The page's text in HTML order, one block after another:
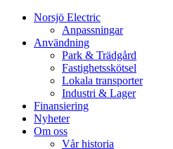
Norsjö Electric
Anpassningar
Användning
Park & Trädgård
Fastighetsskötsel
Lokala transporter
Industri & Lager
Finansiering
Nyheter
Om oss
Vår historia